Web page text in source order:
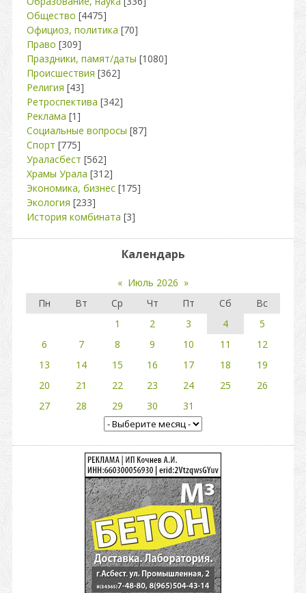
Общество [4475]
Официоз, политика [70]
Право [309]
Праздники, памят/даты [1080]
Происшествия [362]
Религия [43]
Ретроспектива [342]
Реклама [1]
Социальные вопросы [87]
Спорт [775]
Ураласбест [562]
Храмы Урала [312]
Экономика, бизнес [175]
Экология [233]
История комбината [3]
Календарь
« Июль 2026 »
Пн
Вт Ср Чт Пт Сб
Вс
1
2 3 4
5
6
7 8 9 10 11
12
13
14 15 16 17 18
19
20
21 22 23 24 25
26
27
28 29 30 31